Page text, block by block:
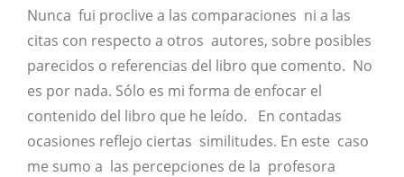
Nunca fui proclive a las comparaciones ni a las
citas con respecto a otros autores, sobre posibles
parecidos o referencias del libro que comento. No
es por nada. Sólo es mi forma de enfocar el
contenido del libro que he leído. En contadas
ocasiones reflejo ciertas similitudes. En este caso
me sumo a las percepciones de la profesora